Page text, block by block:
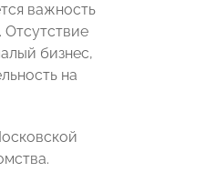
важность
Отсутствие
бизнес,
на